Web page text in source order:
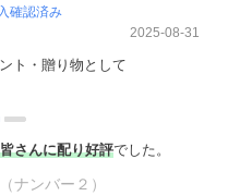
確認済み
2025-08-31
ト・贈り物として
皆さんに配り好評でした。
ナンバー２）